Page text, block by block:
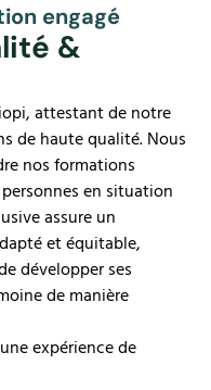
engagé
&
attestant de notre
de haute qualité. Nous
nos formations
en situation
assure un
et équitable,
développer ses
de manière
expérience de